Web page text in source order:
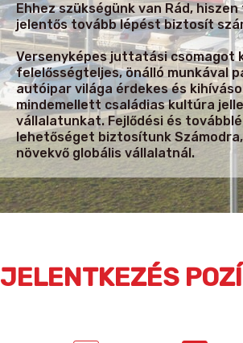
Ehhez szükségünk van Rád,
jelentős tovább lépést biztosít
Versenyképes juttatási csomagot
felelősségteljes, önálló munkával
autóipar világa érdekes és
mindemellett családias kultúra
vállalatunkat. Fejlődési és
lehetőséget biztosítunk
növekvő globális vállalatnál.
JELENTKEZÉS